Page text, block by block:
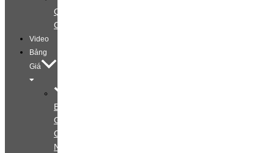
Quảng
Cáo
Video
Bảng
Giá
Bảng
Giá
Cá
Nhân